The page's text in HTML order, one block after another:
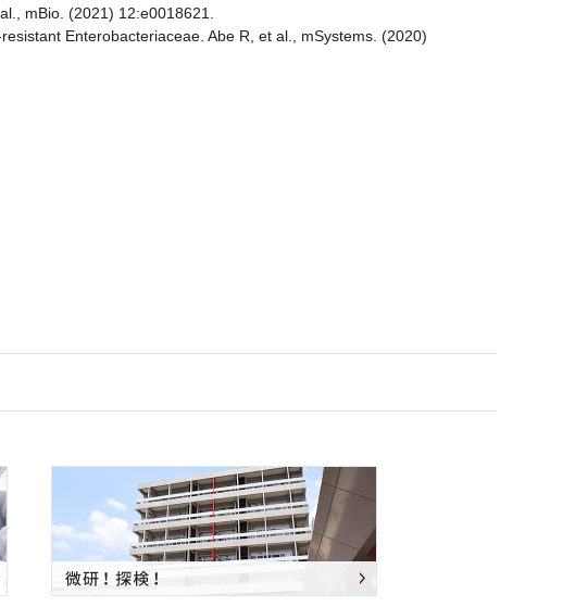
mBio. (2021) 12:e0018621.
Enterobacteriaceae. Abe R, et al., mSystems. (2020)